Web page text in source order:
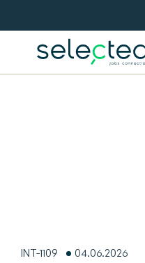
INT-1109 04.06.2026